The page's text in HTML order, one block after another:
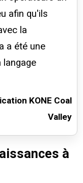
afin qu'ils
la
a été une
langage
KONE Coal
Valley
à